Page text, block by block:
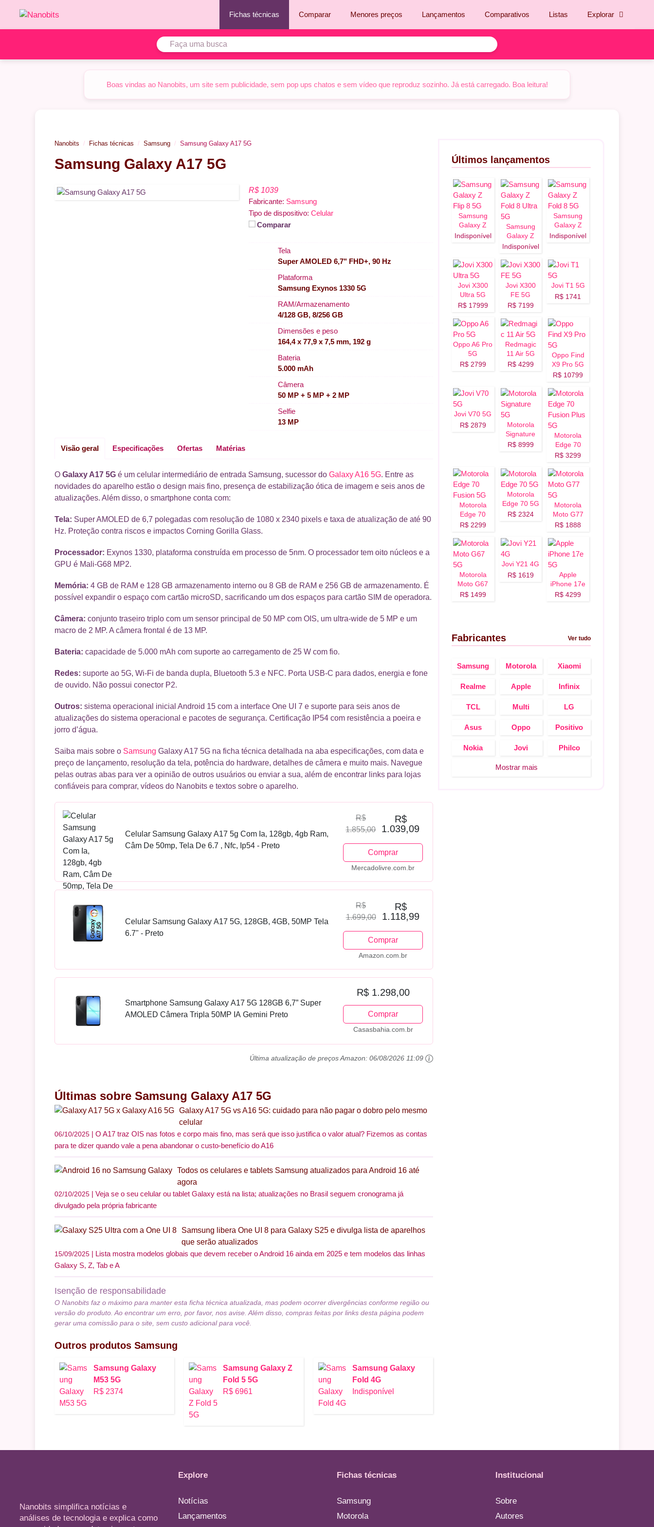
o
Fichas técnicas Comparar Menores preços Lançamentos Comparativos Listas Explorar
Boas vindas ao Nanobits, um site sem publicidade, sem pop ups chatos e sem vídeo que reproduz sozinho. Já está carregado. Boa leitura!
Nanobits Fichas técnicas Samsung Samsung Galaxy A17 5G
Samsung Galaxy A17 5G
R$ 1039
Fabricante: Samsung
Tipo de dispositivo: Celular
Comparar
Tela
Super AMOLED 6,7" FHD+, 90 Hz
Plataforma
Samsung Exynos 1330 5G
RAM/Armazenamento
4/128 GB, 8/256 GB
Dimensões e peso
164,4 x 77,9 x 7,5 mm, 192 g
Bateria
5.000 mAh
Câmera
50 MP + 5 MP + 2 MP
Selfie
13 MP
Visão geral Especificações Ofertas Matérias
O Galaxy A17 5G é um celular intermediário de entrada Samsung, sucessor do Galaxy A16 5G. Entre as
novidades do aparelho estão o design mais fino, presença de estabilização ótica de imagem e seis anos de
atualizações. Além disso, o smartphone conta com:
Tela: Super AMOLED de 6,7 polegadas com resolução de 1080 x 2340 pixels e taxa de atualização de até 90
Hz. Proteção contra riscos e impactos Corning Gorilla Glass.
Processador: Exynos 1330, plataforma construída em processo de 5nm. O processador tem oito núcleos e a
GPU é Mali-G68 MP2.
Memória: 4 GB de RAM e 128 GB armazenamento interno ou 8 GB de RAM e 256 GB de armazenamento. É
possível expandir o espaço com cartão microSD, sacrificando um dos espaços para cartão SIM de operadora.
Câmera: conjunto traseiro triplo com um sensor principal de 50 MP com OIS, um ultra-wide de 5 MP e um
macro de 2 MP. A câmera frontal é de 13 MP.
Bateria: capacidade de 5.000 mAh com suporte ao carregamento de 25 W com fio.
Redes: suporte ao 5G, Wi-Fi de banda dupla, Bluetooth 5.3 e NFC. Porta USB-C para dados, energia e fone
de ouvido. Não possui conector P2.
Outros: sistema operacional inicial Android 15 com a interface One UI 7 e suporte para seis anos de
atualizações do sistema operacional e pacotes de segurança. Certificação IP54 com resistência a poeira e
jorro d’água.
Saiba mais sobre o Samsung Galaxy A17 5G na ficha técnica detalhada na aba especificações, com data e
preço de lançamento, resolução da tela, potência do hardware, detalhes de câmera e muito mais. Navegue
pelas outras abas para ver a opinião de outros usuários ou enviar a sua, além de encontrar links para lojas
confiáveis para comprar, vídeos do Nanobits e textos sobre o aparelho.
Celular Samsung Galaxy A17 5g Com Ia, 128gb, 4gb Ram,
Câm De 50mp, Tela De 6.7 , Nfc, Ip54 - Preto
R$
1.855,00
R$
1.039,09
Comprar
Mercadolivre.com.br
Celular Samsung Galaxy A17 5G, 128GB, 4GB, 50MP Tela
6.7" - Preto
R$
1.699,00
R$
1.118,99
Comprar
Amazon.com.br
Smartphone Samsung Galaxy A17 5G 128GB 6,7” Super
AMOLED Câmera Tripla 50MP IA Gemini Preto
R$ 1.298,00
Comprar
Casasbahia.com.br
Última atualização de preços Amazon: 06/08/2026 11:09
Últimas sobre Samsung Galaxy A17 5G
Galaxy A17 5G vs A16 5G: cuidado para não pagar o dobro pelo mesmo
celular
06/10/2025
O A17 traz OIS nas fotos e corpo mais fino, mas será que isso justifica o valor atual? Fizemos as contas
para te dizer quando vale a pena abandonar o custo-benefício do A16
Todos os celulares e tablets Samsung atualizados para Android 16 até
agora
02/10/2025
Veja se o seu celular ou tablet Galaxy está na lista; atualizações no Brasil seguem cronograma já
divulgado pela própria fabricante
Samsung libera One UI 8 para Galaxy S25 e divulga lista de aparelhos
que serão atualizados
15/09/2025
Lista mostra modelos globais que devem receber o Android 16 ainda em 2025 e tem modelos das linhas
Galaxy S, Z, Tab e A
Isenção de responsabilidade
O Nanobits faz o máximo para manter esta ficha técnica atualizada, mas podem ocorrer divergências conforme região ou
versão do produto. Ao encontrar um erro, por favor, nos avise. Além disso, compras feitas por links desta página podem
gerar uma comissão para o site, sem custo adicional para você.
Outros produtos Samsung
Samsung Galaxy
M53 5G
R$ 2374
Samsung Galaxy Z
Fold 5 5G
R$ 6961
Samsung Galaxy
Fold 4G
Indisponível
Últimos lançamentos
Samsung
Galaxy Z
Flip 8 5G
Indisponível
Samsung
Galaxy Z
Fold 8 Ultra
Indisponível
Samsung
Galaxy Z
Fold 8 5G
Indisponível
Jovi X300
Ultra 5G
R$ 17999
Jovi X300
FE 5G
R$ 7199
Jovi T1 5G
R$ 1741
Oppo A6 Pro
5G
R$ 2799
Redmagic
11 Air 5G
R$ 4299
Oppo Find
X9 Pro 5G
R$ 10799
Jovi V70 5G
R$ 2879
Motorola
Signature
5G
R$ 8999
Motorola
Edge 70
Fusion Plus
R$ 3299
Motorola
Edge 70
Fusion 5G
R$ 2299
Motorola
Edge 70 5G
R$ 2324
Motorola
Moto G77
5G
R$ 1888
Motorola
Moto G67
5G
R$ 1499
Jovi Y21 4G
R$ 1619
Apple
iPhone 17e
5G
R$ 4299
Fabricantes Ver tudo
Samsung Motorola Xiaomi
Realme Apple Infinix
TCL Multi LG
Asus Oppo Positivo
Nokia Jovi Philco
Mostrar mais
Nanobits simplifica notícias e
análises de tecnologia e explica como
Explore
Notícias
Lançamentos
Fichas técnicas
Samsung
Motorola
Institucional
Sobre
Autores